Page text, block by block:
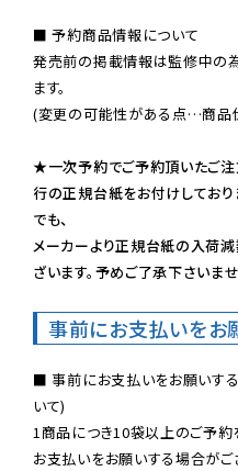
■ 予約商品情報について
発売前の掲載情報は監修中の
ます。
(変更の可能性がある点…商品
★一次予約でご予約頂いたご注
行の正規台紙をお付けしてお
でも、
メーカーより正規台紙の入荷
ざいます。予めご了承下さいませ
事前にお支払いをお
■ 事前にお支払いをお願いす
いて)
1商品につき10袋以上のご予約
お支払いをお願いする場合がご